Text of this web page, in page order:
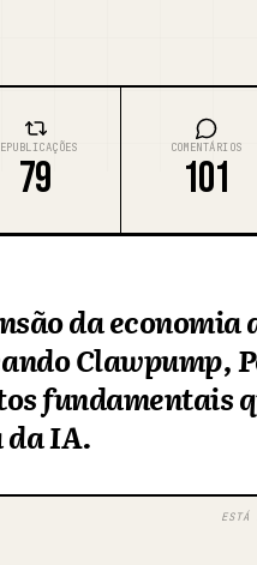
79
COMENTÁRIOS
101
da economia
Clawpump,
fundamentais
IA.
ESTÁ